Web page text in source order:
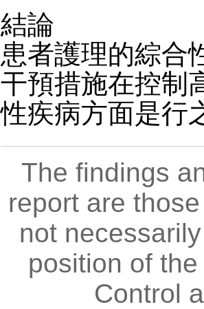
結論
患者護理的綜合
干預措施在控制
性疾病方面是行
The findings
report are
not
position of
Control